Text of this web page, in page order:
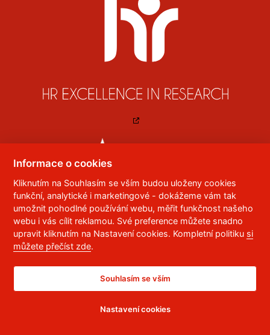
European University Alliance
Informace o cookies
Kliknutím na Souhlasím se vším budou uloženy cookies
funkční, analytické i marketingové - dokážeme vám tak
umožnit pohodlné používání webu, měřit funkčnost našeho
webu i vás cílit reklamou. Své preference můžete snadno
upravit kliknutím na Nastavení cookies. Kompletní politiku si
můžete přečíst zde.
Souhlasím se vším
Nastavení cookies